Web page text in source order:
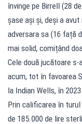
învinge pe Birrell (28
șase ași și, deși a
adversara sa (16 față
mai solid, comițând
Cele două jucătoare
acum, tot în favoarea
la Indian Wells, în 2023.
Prin calificarea în
de 185.000 de lire